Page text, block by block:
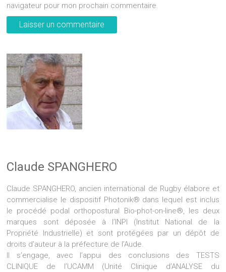
navigateur pour mon prochain commentaire.
Claude SPANGHERO
Claude SPANGHERO, ancien international de Rugby élabore et
commercialise le dispositif Photonik® dans lequel est inclus
le procédé podal orthopostural Bio-phot-on-line®, les deux
marques sont déposée à l’INPI (Institut National de la
Propriété Industrielle) et sont protégées par un dépôt de
droits d’auteur à la préfecture de l’Aude.
Il s’engage, avec l’appui des conclusions des TESTS
CLINIQUE de l’UCAMM (Unité Clinique d’ANALYSE du